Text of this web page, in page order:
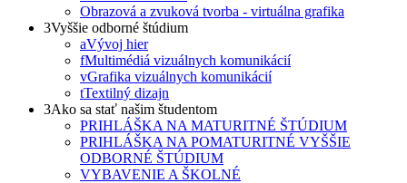
Obrazová a zvuková tvorba - virtuálna grafika
3Vyššie odborné štúdium
aVývoj hier
fMultimédiá vizuálnych komunikácií
vGrafika vizuálnych komunikácií
tTextilný dizajn
3Ako sa stať našim študentom
PRIHLÁŠKA NA MATURITNÉ ŠTÚDIUM
PRIHLÁŠKA NA POMATURITNÉ VYŠŠIE
ODBORNÉ ŠTÚDIUM
VYBAVENIE A ŠKOLNÉ